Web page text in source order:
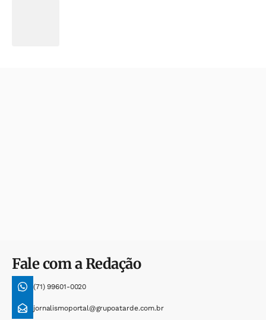
Fale com a Redação
(71) 99601-0020
jornalismoportal@grupoatarde.com.br